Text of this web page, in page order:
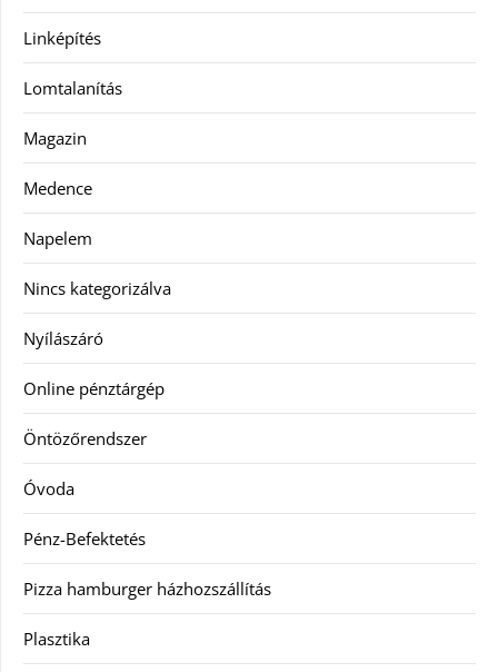
Linképítés
Lomtalanítás
Magazin
Medence
Napelem
Nincs kategorizálva
Nyílászáró
Online pénztárgép
Öntözőrendszer
Óvoda
Pénz-Befektetés
Pizza hamburger házhozszállítás
Plasztika